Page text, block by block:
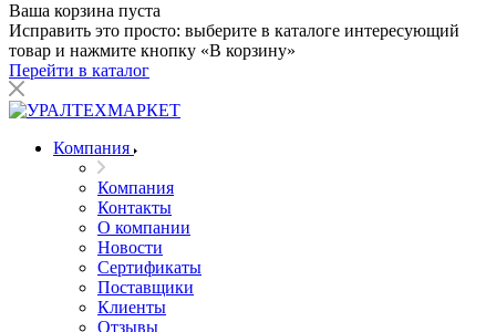
Ваша корзина пуста
Исправить это просто: выберите в каталоге интересующий
товар и нажмите кнопку «В корзину»
Перейти в каталог
Компания
Компания
Контакты
О компании
Новости
Сертификаты
Поставщики
Клиенты
Отзывы